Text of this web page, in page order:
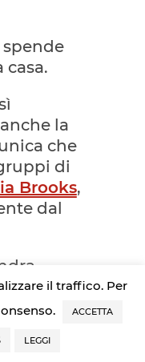
spende
casa.
la
che
di
Brooks,
dal
il traffico. Per
ACCETTA
LEGGI